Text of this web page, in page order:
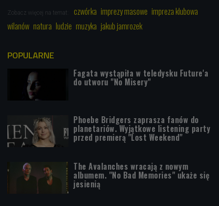
Zobacz więcej na temat: czwórka imprezy masowe impreza klubowa
wilanów natura ludzie muzyka jakub jamrozek
POPULARNE
Fagata wystąpiła w teledysku Future'a
do utworu "No Misery"
Phoebe Bridgers zaprasza fanów do
planetariów. Wyjątkowe listening party
przed premierą "Lost Weekend"
The Avalanches wracają z nowym
albumem. "No Bad Memories" ukaże się
jesienią